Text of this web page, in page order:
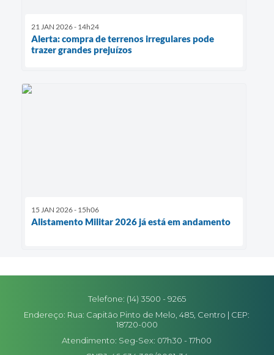
21 JAN 2026 - 14h24
Alerta: compra de terrenos irregulares pode
trazer grandes prejuízos
15 JAN 2026 - 15h06
Alistamento Militar 2026 já está em andamento
Telefone: (14) 3500 - 9265
Endereço: Rua: Capitão Pinto de Melo, 485, Centro | CEP:
18720-000
Atendimento: Seg-Sex: 07h30 - 17h00